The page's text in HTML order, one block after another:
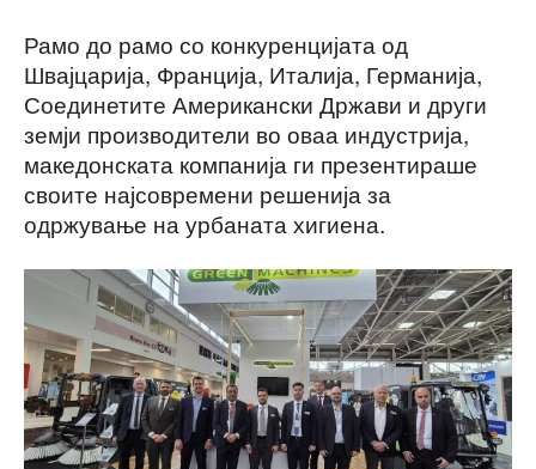
Рамо до рамо со конкуренцијата од
Швајцарија, Франција, Италија, Германија,
Соединетите Американски Држави и други
земји производители во оваа индустрија,
македонската компанија ги презентираше
своите најсовремени решенија за
одржување на урбаната хигиена.